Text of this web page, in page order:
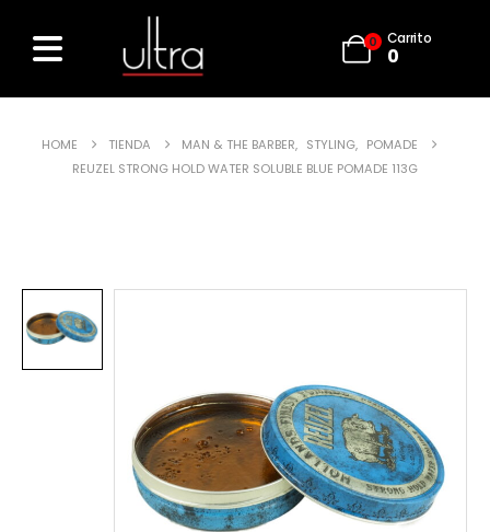
0 Carrito
0
HOME TIENDA MAN & THE BARBER, STYLING, POMADE
REUZEL STRONG HOLD WATER SOLUBLE BLUE POMADE 113G